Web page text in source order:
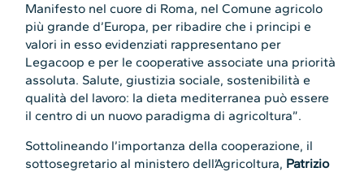
Manifesto nel cuore di Roma, nel Comune agricolo
più grande d’Europa, per ribadire che i principi e
valori in esso evidenziati rappresentano per
Legacoop e per le cooperative associate una priorità
assoluta. Salute, giustizia sociale, sostenibilità e
qualità del lavoro: la dieta mediterranea può essere
il centro di un nuovo paradigma di agricoltura”.
Sottolineando l’importanza della cooperazione, il
sottosegretario al ministero dell’Agricoltura, Patrizio